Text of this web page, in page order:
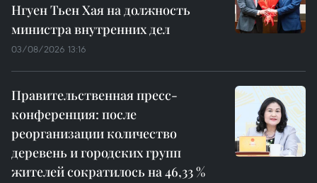
Нгуен Тьен Хая на должность
министра внутренних дел
03/08/2026 13:16
Правительственная пресс-
конференция: после
реорганизации количество
деревень и городских групп
жителей сократилось на 46,33 %